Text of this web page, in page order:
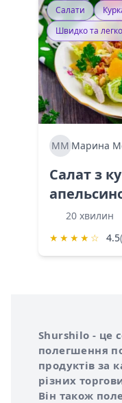
Салати
Швидко та легко
ММ Марина
Салат з
20 хвилин
★ ★ ★ ★ ☆ 4.5
Про сервіс
Shurshilo - це
полегшення
продуктів за
різних
Він також